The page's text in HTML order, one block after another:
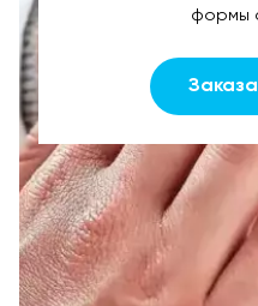
формы